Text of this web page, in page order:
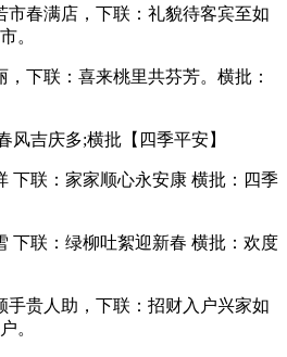
市春满店，下联：礼貌待客宾至如
。
，下联：喜来桃里共芬芳。横批：
风吉庆多;横批【四季平安】
下联：家家顺心永安康 横批：四季
下联：绿柳吐絮迎新春 横批：欢度
手贵人助，下联：招财入户兴家如
。